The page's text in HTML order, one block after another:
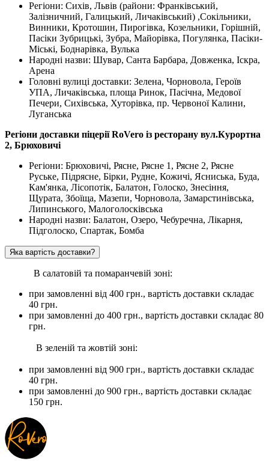
Регіони: Сихів, Львів (райони: Франківський,
Залізничний, Галицький, Личаківський) ,Сокільники,
Винники, Кротошин, Пирогівка, Козельники, Горішній,
Пасіки Зубрицькі, Зубра, Майорівка, Погулянка, Пасіки-
Міські, Боднарівка, Вулька
Народні назви: Шувар, Санта Барбара, Довженка, Іскра,
Арена
Головні вулиці доставки: Зелена, Чорновола, Героїв
УПА, Личаківська, площа Ринок, Пасічна, Медової
Печери, Сихівська, Хуторівка, пр. Червоної Калини,
Луганська
Регіони доставки піцерії RoVero із ресторану вул.Курортна
2, Брюховичі
Регіони: Брюховичі, Рясне, Рясне 1, Рясне 2, Рясне
Руське, Підрясне, Бірки, Рудне, Кожичі, Ясниська, Буда,
Кам'янка, Лісопотік, Балатон, Голоско, Знесіння,
Щурата, Збоїща, Мазепи, Чорновола, Замарстинівська,
Липинського, Малоголосківська
Народні назви: Балатон, Озеро, Чебуречна, Лікарня,
Підголоско, Спартак, Бомба
Яка вартість доставки?
В салатовій та помаранчевій зоні:
при замовленні вiд 400 грн., вартість доставки складає
40 грн.
при замовленні до 400 грн., вартість доставки складає 80
грн.
В зеленій та жовтій зоні:
при замовленні вiд 900 грн., вартість доставки складає
40 грн.
при замовленні до 900 грн., вартість доставки складає
150 грн.